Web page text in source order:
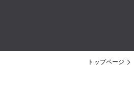
トップページ